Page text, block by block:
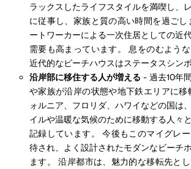
ラックスしたライフスタイルを満喫し、
に従事し、家族と質の高い時間を過ご
ートワーカーによる一次住居としての近
需要も高まっています。 息をのむような
近代的なビーチハウスはステータスシン
沿岸部に移住する人が増える - 過去10年
や家族が沿岸の状態や地下鉄エリアに移
ォルニア、フロリダ、ハワイなどの国は
イルや温暖な気候のために移動する人々
記録しています。 今後もこのマイグレ
待され、よく設計されたモダンなビーチ
ます。 沿岸都市は、魅力的な移転先と